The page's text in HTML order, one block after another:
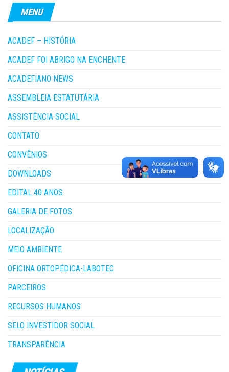
MENU
ACADEF – HISTÓRIA
ACADEF FOI ABRIGO NA ENCHENTE
ACADEFIANO NEWS
ASSEMBLEIA ESTATUTÁRIA
ASSISTÊNCIA SOCIAL
CONTATO
CONVÊNIOS
DOWNLOADS
EDITAL 40 ANOS
GALERIA DE FOTOS
LOCALIZAÇÃO
MEIO AMBIENTE
OFICINA ORTOPÉDICA-LABOTEC
PARCEIROS
RECURSOS HUMANOS
SELO INVESTIDOR SOCIAL
TRANSPARÊNCIA